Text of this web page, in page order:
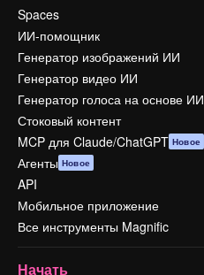
Spaces
ИИ-помощник
Генератор изображений ИИ
Генератор видео ИИ
Генератор голоса на основе ИИ
Стоковый контент
MCP для Claude/ChatGPT Новое
Агенты Новое
API
Мобильное приложение
Все инструменты Magnific
Начать